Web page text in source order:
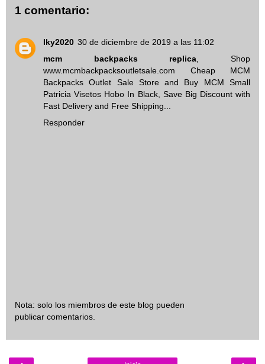
1 comentario:
lky2020 30 de diciembre de 2019 a las 11:02
mcm backpacks replica , Shop
www.mcmbackpacksoutletsale.com Cheap MCM
Backpacks Outlet Sale Store and Buy MCM Small
Patricia Visetos Hobo In Black, Save Big Discount with
Fast Delivery and Free Shipping...
Responder
Nota: solo los miembros de este blog pueden
publicar comentarios.